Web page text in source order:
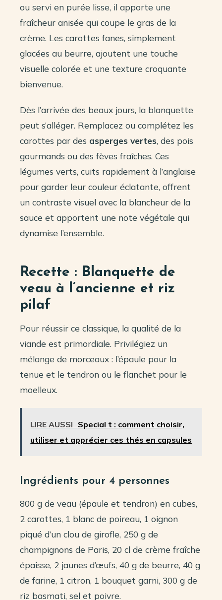
ou servi en purée lisse, il apporte une
fraîcheur anisée qui coupe le gras de la
crème. Les carottes fanes, simplement
glacées au beurre, ajoutent une touche
visuelle colorée et une texture croquante
bienvenue.
Dès l’arrivée des beaux jours, la blanquette
peut s’alléger. Remplacez ou complétez les
carottes par des asperges vertes, des pois
gourmands ou des fèves fraîches. Ces
légumes verts, cuits rapidement à l’anglaise
pour garder leur couleur éclatante, offrent
un contraste visuel avec la blancheur de la
sauce et apportent une note végétale qui
dynamise l’ensemble.
Recette : Blanquette de
veau à l’ancienne et riz
pilaf
Pour réussir ce classique, la qualité de la
viande est primordiale. Privilégiez un
mélange de morceaux : l’épaule pour la
tenue et le tendron ou le flanchet pour le
moelleux.
LIRE AUSSI Special t : comment choisir,
utiliser et apprécier ces thés en capsules
Ingrédients pour 4 personnes
800 g de veau (épaule et tendron) en cubes,
2 carottes, 1 blanc de poireau, 1 oignon
piqué d’un clou de girofle, 250 g de
champignons de Paris, 20 cl de crème fraîche
épaisse, 2 jaunes d’œufs, 40 g de beurre, 40 g
de farine, 1 citron, 1 bouquet garni, 300 g de
riz basmati, sel et poivre.